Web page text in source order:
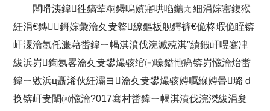
闆嗗洟鍏徃鎬荤粡鐞嗚嫃寤哄啗鍦ㄤ細涓婃寚鍑猴
紝涓€鏄鎶婃彙瀹夊叏鐜繚鏂板舰鍔裤€佹柊瑕佹眰锛
屽潥瀹氬仛濂藉畨鍏ㄧ幆淇濆伐浣滅殑淇″績鍜屽喅蹇冿
紱浜岃鍧氬畧瀹夊叏鐢熶骇绾㈢嚎鎰忚瘑锛岃惤瀹炲畨
鍏ㄧ敓浜ц矗浠伙紝灞ヨ瀹夊叏鐢熶骇娉曞緥娉曡璐ｄ
换锛屽叏闈㈣惤瀹?017骞村畨鍏ㄧ幆淇濆伐浣滐紱涓夋